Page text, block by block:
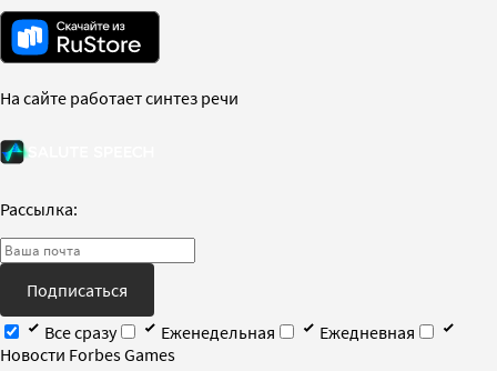
На сайте работает синтез речи
Рассылка:
Подписаться
Все сразу
Еженедельная
Ежедневная
Новости Forbes Games